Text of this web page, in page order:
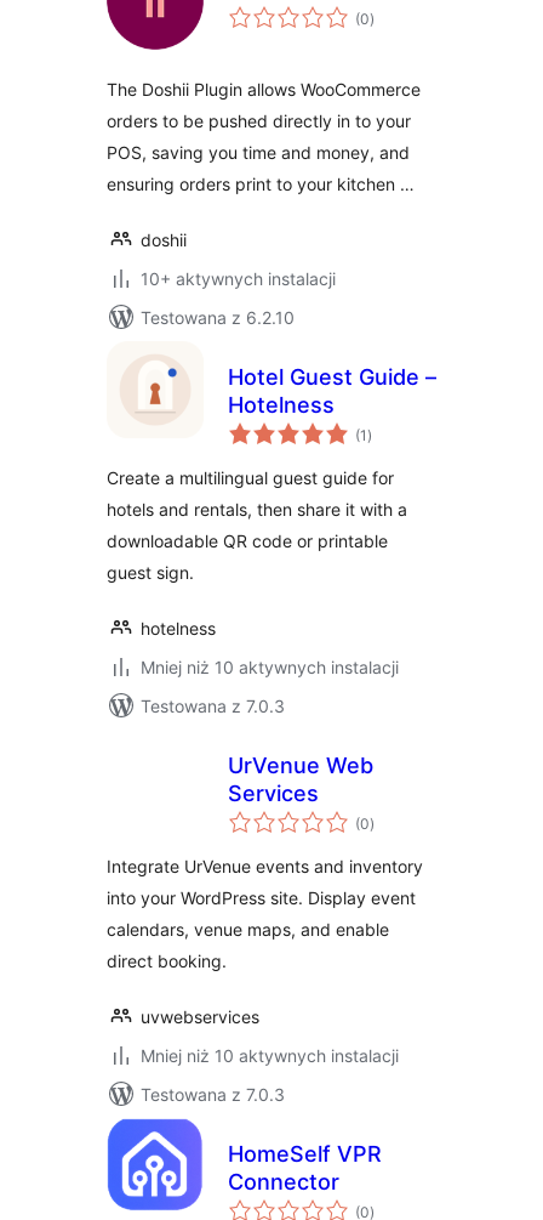
(0wszystkich
ocen
)
The Doshii Plugin allows WooCommerce
orders to be pushed directly in to your
POS, saving you time and money, and
ensuring orders print to your kitchen …
doshii
10+ aktywnych instalacji
Testowana z 6.2.10
Hotel Guest Guide –
Hotelness
(1 wszystkich
ocen
)
Create a multilingual guest guide for
hotels and rentals, then share it with a
downloadable QR code or printable
guest sign.
hotelness
Mniej niż 10 aktywnych instalacji
Testowana z 7.0.3
UrVenue Web
Services
(0wszystkich
ocen
)
Integrate UrVenue events and inventory
into your WordPress site. Display event
calendars, venue maps, and enable
direct booking.
uvwebservices
Mniej niż 10 aktywnych instalacji
Testowana z 7.0.3
HomeSelf VPR
Connector
(0wszystkich
)